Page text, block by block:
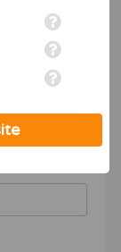
om de
bedrijf
en
Je geeft
een
Lees voor meer